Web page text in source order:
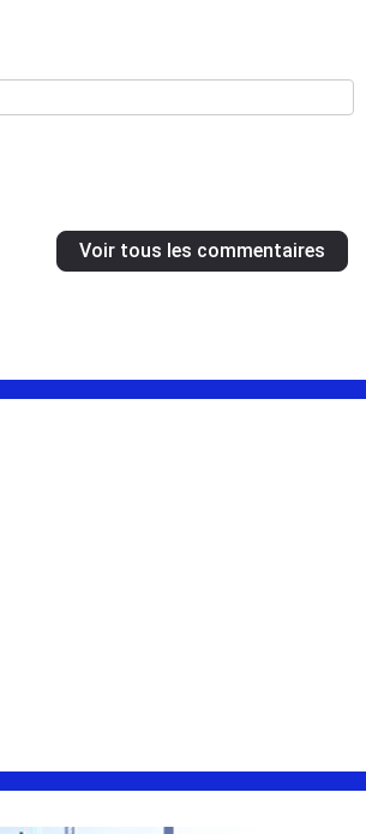
Voir tous les commentaires